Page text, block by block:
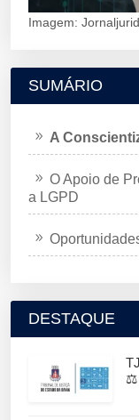
Imagem: Jornaljurid
SUMÁRIO
A
O Apoio de
a LGPD
DESTAQUE
⚖️